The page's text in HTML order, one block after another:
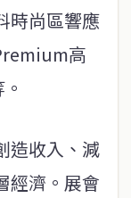
時尚區響應
高
造收入、減
經濟。展會